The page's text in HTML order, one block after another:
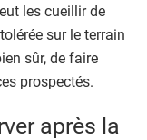
les cueillir de
sur le terrain
sûr, de faire
prospectés.
après la